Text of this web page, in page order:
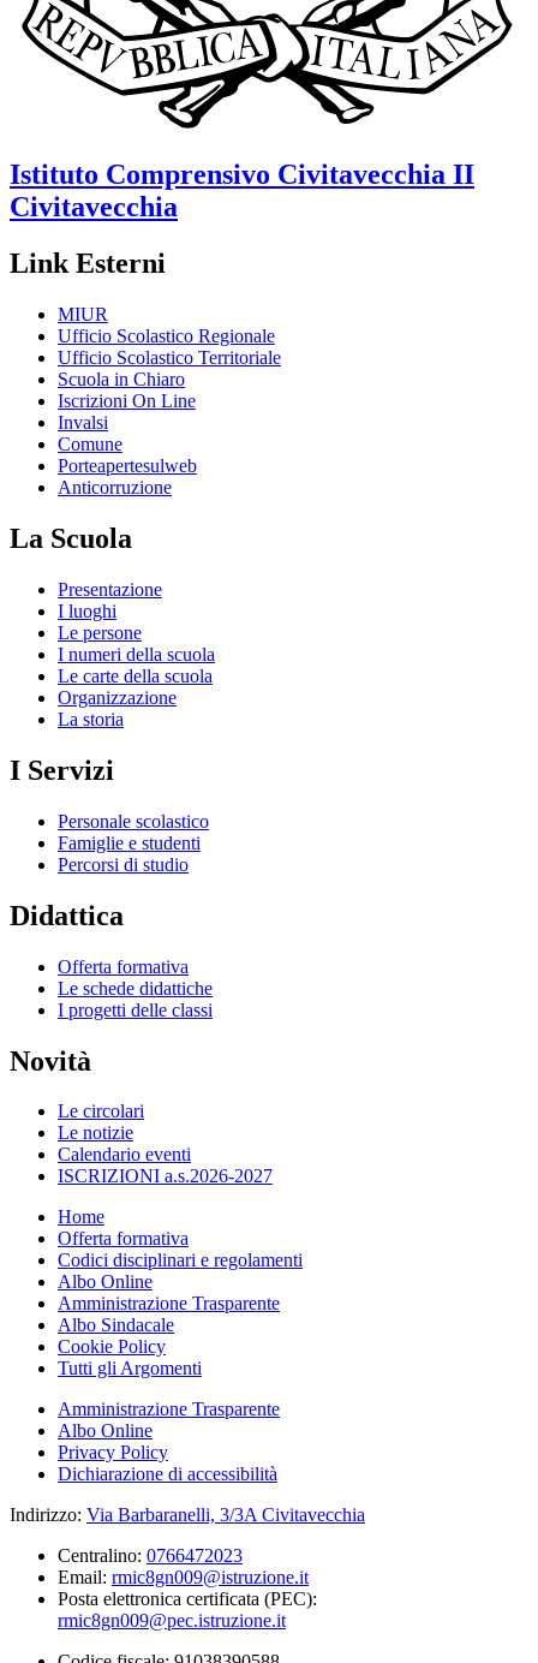
Istituto Comprensivo Civitavecchia II
Civitavecchia
Link Esterni
MIUR
Ufficio Scolastico Regionale
Ufficio Scolastico Territoriale
Scuola in Chiaro
Iscrizioni On Line
Invalsi
Comune
Porteapertesulweb
Anticorruzione
La Scuola
Presentazione
I luoghi
Le persone
I numeri della scuola
Le carte della scuola
Organizzazione
La storia
I Servizi
Personale scolastico
Famiglie e studenti
Percorsi di studio
Didattica
Offerta formativa
Le schede didattiche
I progetti delle classi
Novità
Le circolari
Le notizie
Calendario eventi
ISCRIZIONI a.s.2026-2027
Home
Offerta formativa
Codici disciplinari e regolamenti
Albo Online
Amministrazione Trasparente
Albo Sindacale
Cookie Policy
Tutti gli Argomenti
Amministrazione Trasparente
Albo Online
Privacy Policy
Dichiarazione di accessibilità
Indirizzo: Via Barbaranelli, 3/3A Civitavecchia
Centralino: 0766472023
Email: rmic8gn009@istruzione.it
Posta elettronica certificata (PEC):
rmic8gn009@pec.istruzione.it